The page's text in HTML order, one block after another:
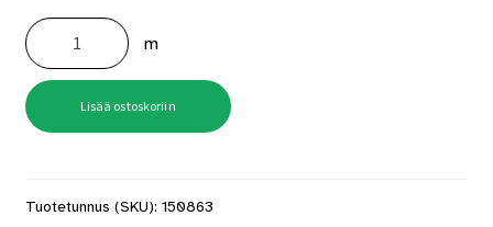
Kaideköysi
Synteettinen
36Mm
Naturel
40M/Rll
määrä
m
Lisää ostoskoriin
Tuotetunnus (SKU): 150863